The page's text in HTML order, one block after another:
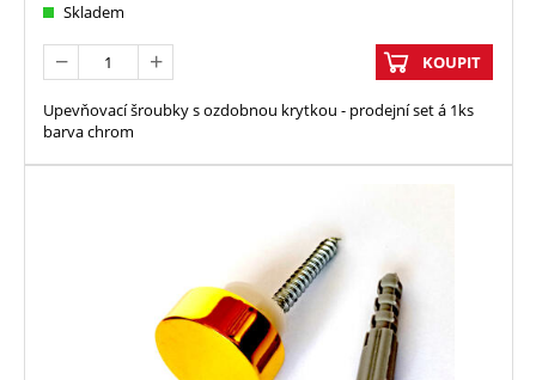
Skladem
KOUPIT
Upevňovací šroubky s ozdobnou krytkou - prodejní set á 1ks
barva chrom